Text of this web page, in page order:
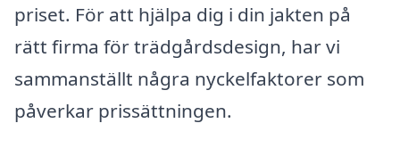
priset. För att hjälpa dig i din jakten på
rätt firma för trädgårdsdesign, har vi
sammanställt några nyckelfaktorer som
påverkar prissättningen.